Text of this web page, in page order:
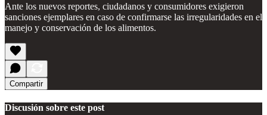
Ante los nuevos reportes, ciudadanos y consumidores exigieron
sanciones ejemplares en caso de confirmarse las irregularidades en el
manejo y conservación de los alimentos.
Compartir
Discusión sobre este post